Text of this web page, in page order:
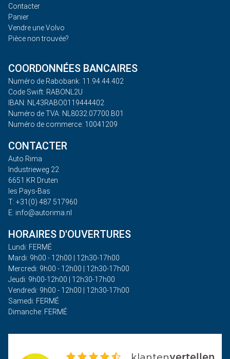
Contacter
Panier
Vendre une Volvo
Pièce non trouvée?
COORDONNÉES BANCAIRES
Numéro de Rabobank: 11.94.44.402
Code Swift: RABONL2U
IBAN: NL43RABO0119444402
Numéro de TVA: NL8032.07700.B01
Numéro de commerce: 10041209
CONTACTER
Auto Rima
Industrieweg 22
6651 KR Druten
les Pays-Bas
T: +31(0) 487 517960
E: info@autorima.nl
HORAIRES D'OUVERTURES
Lundi: FERMÉ
Mardi: 9h00 - 12h00 | 12h30-17h00
Mercredi: 9h00 - 12h00 | 12h30-17h00
Jeudi: 9h00-12h00 | 12h30-17h00
Vendredi: 9h00 - 12h00 | 12h30-17h00
Samedi: FERMÉ
Dimanche: FERMÉ